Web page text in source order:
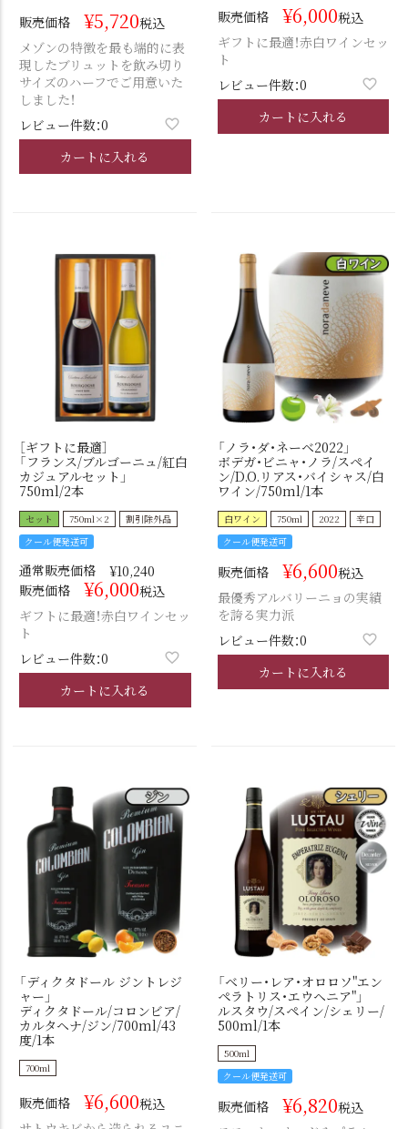
販売価格 ¥5,720税込
メゾンの特徴を最も端的に表
現したブリュットを飲み切り
サイズのハーフでご用意いた
しました！
レビュー件数：0
カートに入れる
販売価格 ¥6,000税込
ギフトに最適！赤白ワインセッ
ト
レビュー件数：0
カートに入れる
［ギフトに最適］
「フランス/ブルゴーニュ/紅白
カジュアルセット」
750ml/2本
セット 750ml×2
割引除外品
クール便発送可
通常販売価格 ¥10,240
販売価格
¥6,000税込
ギフトに最適！赤白ワインセッ
ト
レビュー件数：0
カートに入れる
「ノラ・ダ・ネーベ2022」
ボデガ・ビニャ・ノラ/スペイ
ン/D.O.リアス・バイシャス/白
ワイン/750ml/1本
白ワイン 750ml 2022
辛口
クール便発送可
販売価格 ¥6,600税込
最優秀アルバリーニョの実績
を誇る実力派
レビュー件数：0
カートに入れる
「ディクタドール ジントレジ
ャー」
ディクタドール/コロンビア/
カルタヘナ/ジン/700ml/43
度/1本
700ml
販売価格 ¥6,600税込
「ベリー・レア・オロロソ"エン
ペラトリス・エウヘニア"」
ルスタウ/スペイン/シェリー/
500ml/1本
500ml
クール便発送可
販売価格 ¥6,820税込